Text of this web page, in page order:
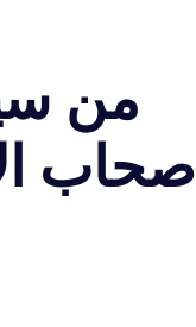
من
أصحاب